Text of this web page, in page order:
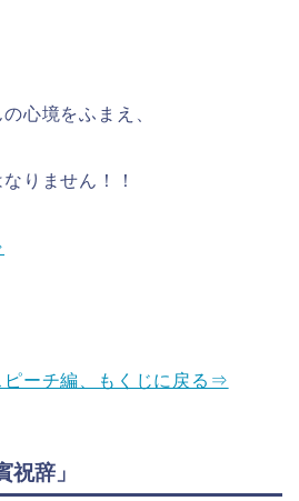
心境をふまえ、
りません！！
ピーチ編、もくじに戻る⇒
辞」